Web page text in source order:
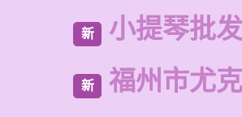
新 小提琴批
新 福州市尤